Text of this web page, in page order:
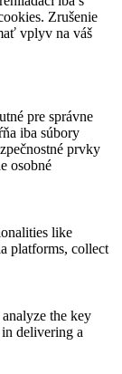
Zrušenie
vplyv na váš
pre správne
iba súbory
prvky
osobné
like
platforms, collect
the key
delivering a